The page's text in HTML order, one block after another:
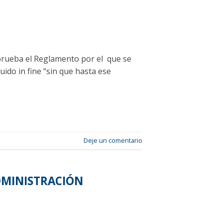
el Reglamento por el que se
in fine “sin que hasta ese
Deje un comentario